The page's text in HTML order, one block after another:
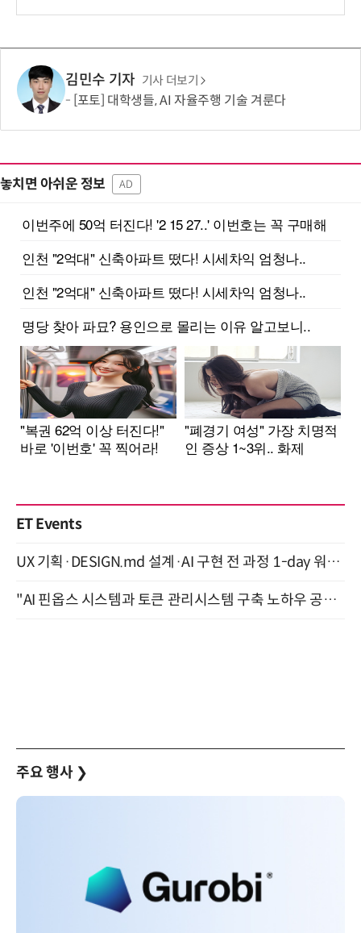
김민수 기자 기사 더보기
[포토] 대학생들, AI 자율주행 기술 겨룬다
놓치면 아쉬운 정보 AD
ET Events
UX 기획·DESIGN.md 설계·AI 구현 전 과정 1-day 워크숍 with Claude Code·Codex 9월 15일 개최
"AI 핀옵스 시스템과 토큰 관리시스템 구축 노하우 공개" 잠실 한국광고문화회관 2층 대회의실 (8/21)
주요 행사 ❯